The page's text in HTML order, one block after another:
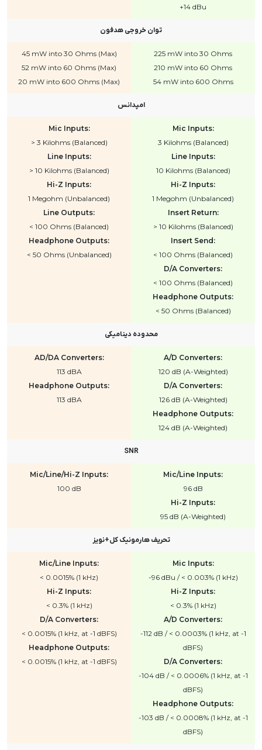
+14 dBu
توان خروجی هدفون
225 mW into 30 Ohms
210 mW into 60 Ohms
54 mW into 600 Ohms
45 mW into 30 Ohms (Max)
52 mW into 60 Ohms (Max)
20 mW into 600 Ohms (Max)
امپدانس
Mic Inputs:
3 Kilohms (Balanced)
Line Inputs:
10 Kilohms (Balanced)
Hi-Z Inputs:
1 Megohm (Unbalanced)
Insert Return:
> 10 Kilohms (Balanced)
Insert Send:
< 100 Ohms (Balanced)
D/A Converters:
< 100 Ohms (Balanced)
Headphone Outputs:
< 50 Ohms (Balanced)
Mic Inputs:
> 3 Kilohms (Balanced)
Line Inputs:
> 10 Kilohms (Balanced)
Hi-Z Inputs:
1 Megohm (Unbalanced)
Line Outputs:
< 100 Ohms (Balanced)
Headphone Outputs:
< 50 Ohms (Unbalanced)
محدوده دینامیکی
A/D Converters:
120 dB (A-Weighted)
D/A Converters:
126 dB (A-Weighted)
Headphone Outputs:
124 dB (A-Weighted)
AD/DA Converters:
113 dBA
Headphone Outputs:
113 dBA
SNR
Mic/Line Inputs:
96 dB
Hi-Z Inputs:
95 dB (A-Weighted)
Mic/Line/Hi-Z Inputs:
100 dB
تحریف هارمونیک کل+نویز
Mic Inputs:
-96 dBu / < 0.003% (1 kHz)
Hi-Z Inputs:
< 0.3% (1 kHz)
A/D Converters:
-112 dB / < 0.0003% (1 kHz, at -1
dBFS)
D/A Converters:
-104 dB / < 0.0006% (1 kHz, at -1
dBFS)
Headphone Outputs:
-103 dB / < 0.0008% (1 kHz, at -1
dBFS)
Mic/Line Inputs:
< 0.0015% (1 kHz)
Hi-Z Inputs:
< 0.3% (1 kHz)
D/A Converters:
< 0.0015% (1 kHz, at -1 dBFS)
Headphone Outputs:
< 0.0015% (1 kHz, at -1 dBFS)